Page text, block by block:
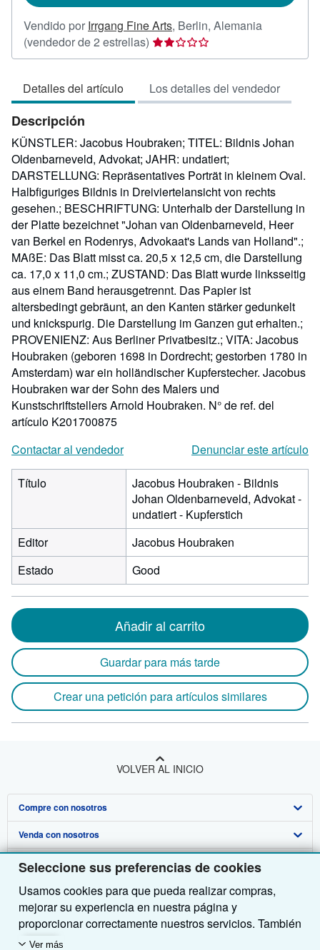
Seleccione sus preferencias de cookies
Usamos cookies para que pueda realizar compras,
mejorar su experiencia en nuestra página y
proporcionar correctamente nuestros servicios. También
utilizamos cookies para comprender el modo en que los
Ver más
Vendido por Irrgang Fine Arts, Berlin, Alemania
(vendedor de 2 estrellas) Calificación
del
2
de
estrellas
Detalles del artículo Los detalles del vendedor
Descripción
KÜNSTLER: Jacobus Houbraken; TITEL: Bildnis Johan
Oldenbarneveld, Advokat; JAHR: undatiert;
DARSTELLUNG: Repräsentatives Porträt in kleinem Oval.
Halbfiguriges Bildnis in Dreiviertelansicht von rechts
gesehen.; BESCHRIFTUNG: Unterhalb der Darstellung in
der Platte bezeichnet "Johan van Oldenbarneveld, Heer
van Berkel en Rodenrys, Advokaat's Lands van Holland".;
MAßE: Das Blatt misst ca. 20,5 x 12,5 cm, die Darstellung
ca. 17,0 x 11,0 cm.; ZUSTAND: Das Blatt wurde linksseitig
aus einem Band herausgetrennt. Das Papier ist
altersbedingt gebräunt, an den Kanten stärker gedunkelt
und knickspurig. Die Darstellung im Ganzen gut erhalten.;
PROVENIENZ: Aus Berliner Privatbesitz.; VITA: Jacobus
Houbraken (geboren 1698 in Dordrecht; gestorben 1780 in
Amsterdam) war ein holländischer Kupferstecher. Jacobus
Houbraken war der Sohn des Malers und
Kunstschriftstellers Arnold Houbraken. N° de ref. del
artículo K201700875
Contactar al vendedor
Denunciar este artículo
Título
Jacobus Houbraken - Bildnis
Johan Oldenbarneveld, Advokat -
undatiert - Kupferstich
Editor
Jacobus Houbraken
Estado
Good
Añadir al carrito
Guardar para más tarde
Crear una petición para artículos similares
VOLVER AL INICIO
Compre con nosotros
Búsqueda avanzada
Colecciones
Mi cuenta
Mis pedidos
Ver carrito
Venda con nosotros
Comenzar a vender
Únase a nuestro programa de afiliados
Recomiende un vendedor
Sobre nosotros
Sobre IberLibro
Medios
Empleo
Obtener Ayuda
Preguntas frecuentes y guías
Atención al Cliente
Otras compañías de AbeBooks
AbeBooks.com
Siga a IberLibro